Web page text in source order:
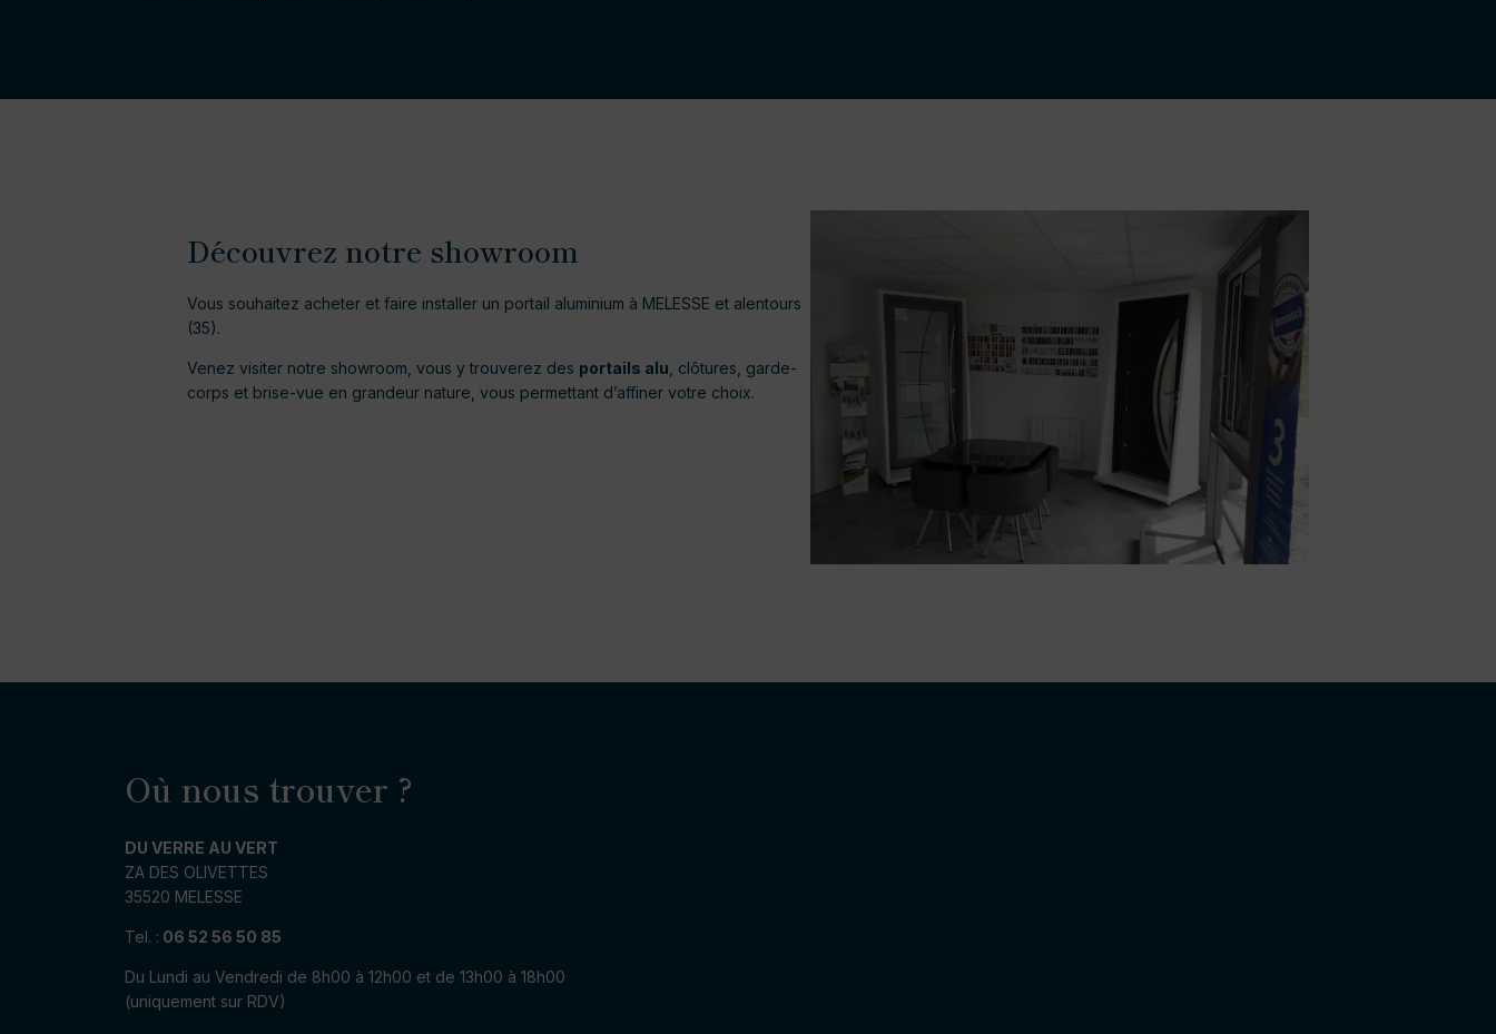
Découvrez notre showroom
Vous souhaitez acheter et faire installer un portail aluminium à MELESSE et alentours
(35).
Venez visiter notre showroom, vous y trouverez des portails alu , clôtures, garde-
corps et brise-vue en grandeur nature, vous permettant d’affiner votre choix.
Où nous trouver ?
DU VERRE AU VERT
ZA DES OLIVETTES
35520 MELESSE
Tel. : 06 52 56 50 85
Du Lundi au Vendredi de 8h00 à 12h00 et de 13h00 à 18h00
(uniquement sur RDV)